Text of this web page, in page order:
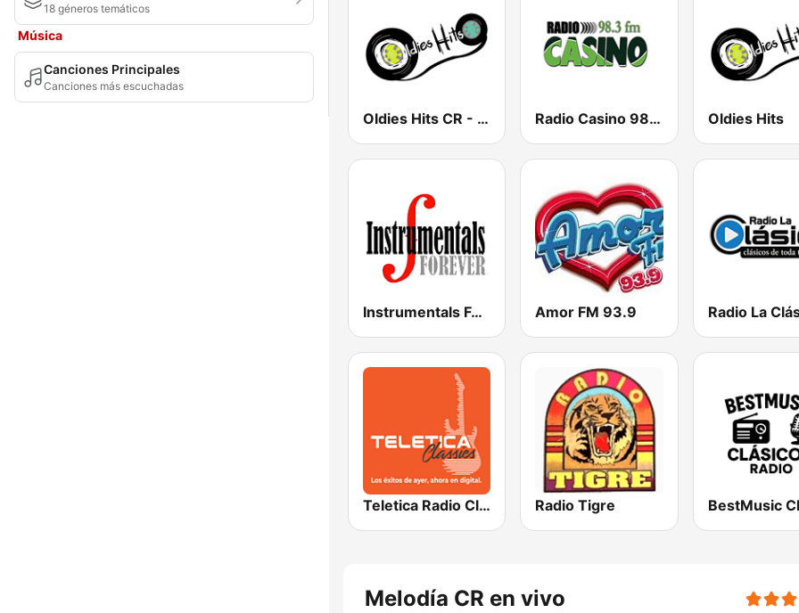
18 géneros temáticos
Música
Canciones Principales
Canciones más escuchadas
Oldies Hits CR - Inglés Radio Casino 98.3 FM Oldies Hits
Instrumentals Forever Amor FM 93.9
Teletica Radio Classics Radio Tigre
Melodía CR en vivo